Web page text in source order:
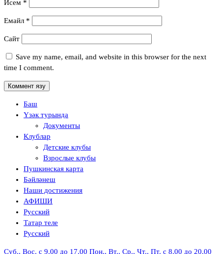
Исем *
Емайл *
Сайт
Save my name, email, and website in this browser for the next
time I comment.
Баш
Үзәк турында
Документы
Клублар
Детские клубы
Взрослые клубы
Пушкинская карта
Бәйләнеш
Наши достижения
АФИШИ
Русский
Татар теле
Русский
Суб., Вос. с 9.00 до 17.00 Пон., Вт., Ср., Чт., Пт. с 8.00 до 20.00